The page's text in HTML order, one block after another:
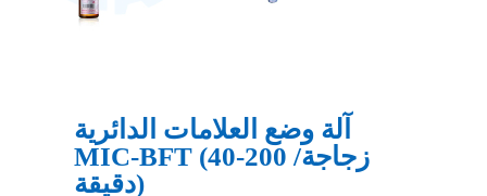
آلة وضع العلامات الدائرية
MIC-BFT (40-200 زجاجة/
دقيقة)